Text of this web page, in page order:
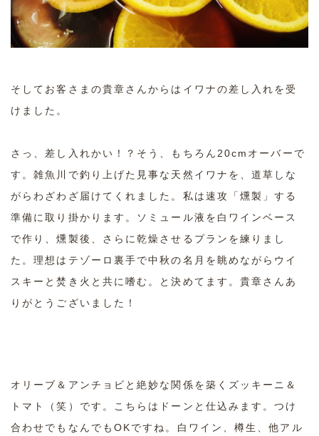
そしてお客さまの貴章さんからはイワナの差し入れを受
けました。
さっ、差し入れかい！？そう、もちろん20cmオーバーで
す。雑魚川で釣り上げた見事な天然イワナを、道草しな
がらわざわざ届けてくれました。私は速攻「燻製」する
準備に取り掛かります。ソミュール液を白ワインベース
で作り、燻製後、さらに乾燥させるプランを練りまし
た。理想はテゾーロ裏手で中秋の名月を眺めながらウイ
スキーと焚き火と共に嗜む。と決めてます。貴章さんあ
りがとうございました！
オリーブ＆アンチョビと絶妙な関係を築くズッキーニ＆
トマト（笑）です。こちらはドーンと仕込みます。つけ
合わせでもなんでもOKですね。白ワイン、樽生、他アル